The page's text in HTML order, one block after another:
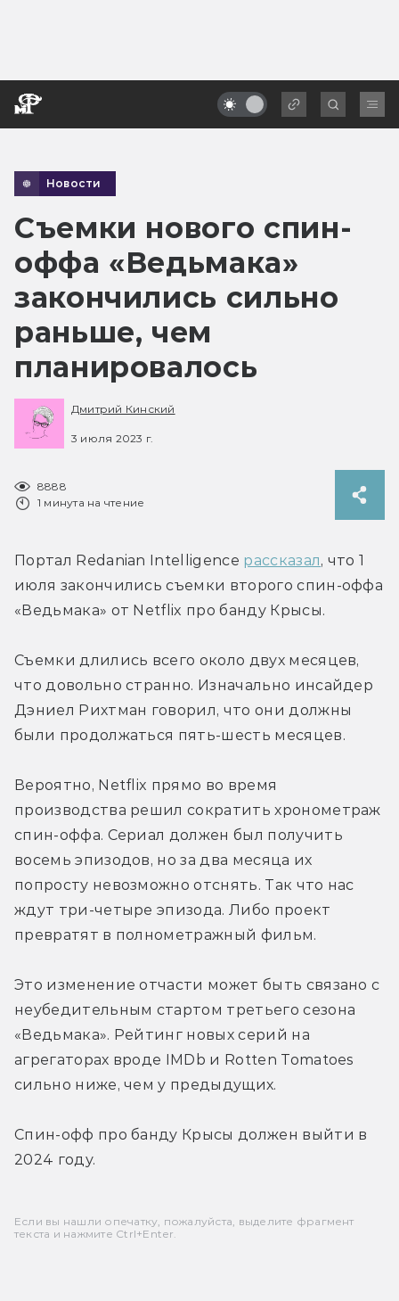
Новости
Съемки нового спин-
оффа «Ведьмака»
закончились сильно
раньше, чем
планировалось
Дмитрий Кинский
3 июля 2023 г.
8888
1 минута на чтение
Портал Redanian Intelligence рассказал, что 1
июля закончились съемки второго спин-оффа
«Ведьмака» от Netflix про банду Крысы.
Съемки длились всего около двух месяцев,
что довольно странно. Изначально инсайдер
Дэниел Рихтман говорил, что они должны
были продолжаться пять-шесть месяцев.
Вероятно, Netflix прямо во время
производства решил сократить хронометраж
спин-оффа. Сериал должен был получить
восемь эпизодов, но за два месяца их
попросту невозможно отснять. Так что нас
ждут три-четыре эпизода. Либо проект
превратят в полнометражный фильм.
Это изменение отчасти может быть связано с
неубедительным стартом третьего сезона
«Ведьмака». Рейтинг новых серий на
агрегаторах вроде IMDb и Rotten Tomatoes
сильно ниже, чем у предыдущих.
Спин-офф про банду Крысы должен выйти в
2024 году.
Если вы нашли опечатку, пожалуйста, выделите фрагмент
текста и нажмите Ctrl+Enter.